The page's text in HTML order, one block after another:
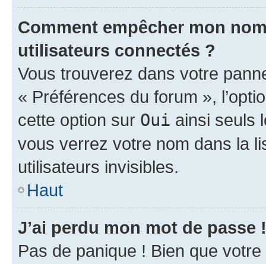
Comment empêcher mon
utilisateurs connectés ?
Vous trouverez dans votre
« Préférences du forum »,
cette option sur Oui ainsi seuls
vous verrez votre nom dans la
utilisateurs invisibles.
Haut
J’ai perdu mon mot de passe !
Pas de panique ! Bien que